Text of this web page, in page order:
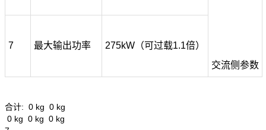
交流侧参数
7 最大输出功率 275kW（可过载1.1倍）
合计: 0 kg 0 kg
0 kg 0 kg 0 kg